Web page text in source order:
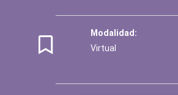
Modalidad:
Virtual